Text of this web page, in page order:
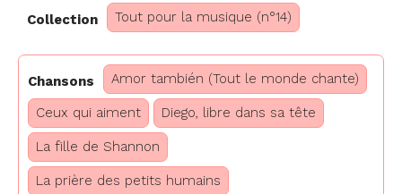
Collection Tout pour la musique (n°14)
Chansons Amor también (Tout le monde chante)
Ceux qui aiment Diego, libre dans sa tête
La fille de Shannon
La prière des petits humains